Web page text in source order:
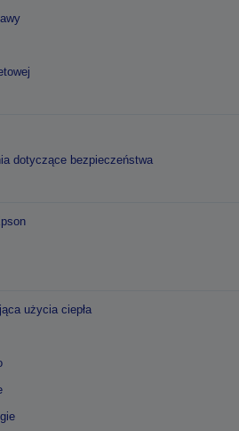
dotyczące bezpieczeństwa
użycia ciepła